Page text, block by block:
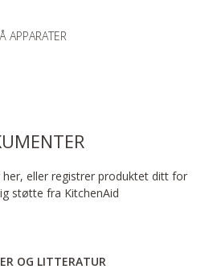
APPARATER
eller registrer produktet ditt for
støtte fra KitchenAid
OG LITTERATUR